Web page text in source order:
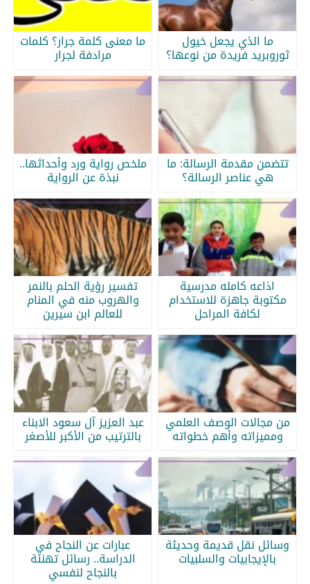
ما الذي يجعل خيول
ثوروبريد فريدة من نوعها؟
ما معنى كلمة جرار؟ كلمات
مرادفة لجرار
تتضمن مقدمة الرسالة: ما
هي عناصر الرسالة؟
ملخص رواية ورد وأحداثها..
نبذة عن الرواية
اذاعه كامله مدرسية
مكتوبة جاهزة للاستخدام
لكافة المراحل
تفسير رؤية الحلم بالنمر
والهروب منه في المنام
للعالم ابن سيرين
من مجالات الوصف العلمي
ومميزاته وأهم خطواته
عبد العزيز آل سعود الابناء
بالترتيب من الأكبر للأصغر
وسائل نقل قديمة وحديثة
بالإيجابيات والسلبيات
عبارات عن النجاح في
الدراسة.. رسائل تهنئة
بالنجاح لنفسي